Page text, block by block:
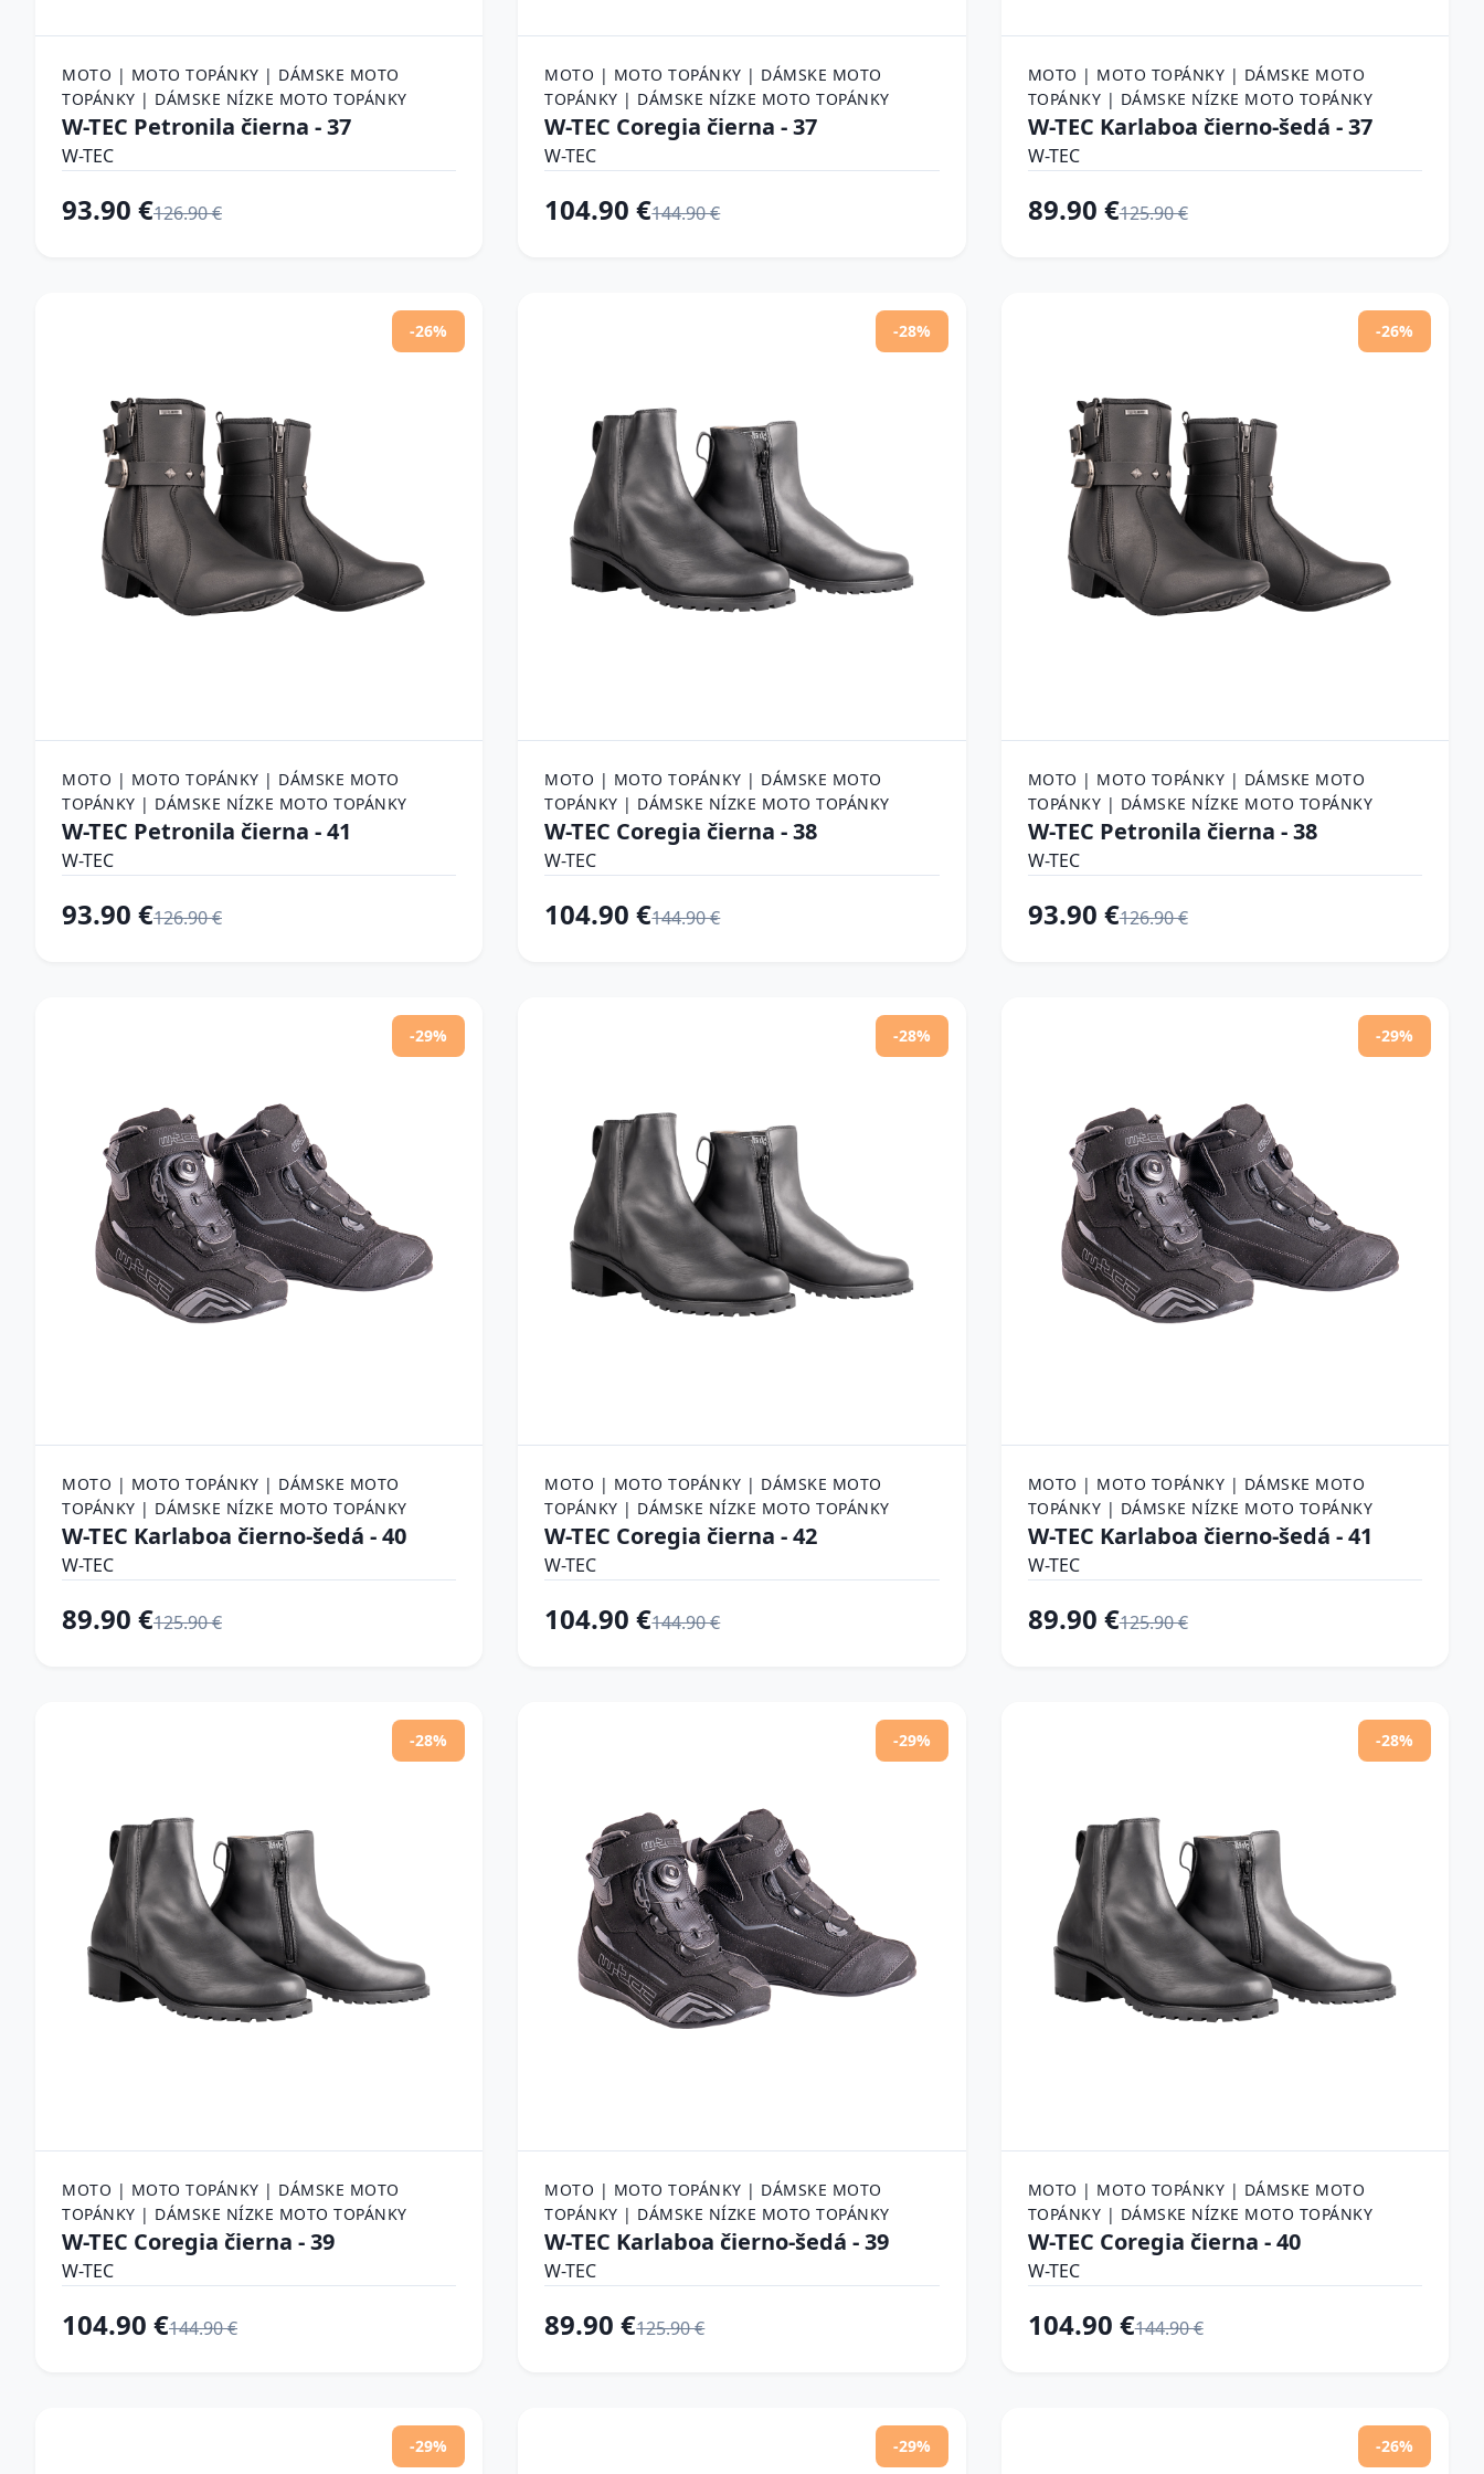
MOTO | MOTO TOPÁNKY | DÁMSKE MOTO
TOPÁNKY | DÁMSKE NÍZKE MOTO TOPÁNKY
W-TEC Petronila čierna - 37
W-TEC
93.90 €126.90 €
MOTO | MOTO TOPÁNKY | DÁMSKE MOTO
TOPÁNKY | DÁMSKE NÍZKE MOTO TOPÁNKY
W-TEC Coregia čierna - 37
W-TEC
104.90 €144.90 €
MOTO | MOTO TOPÁNKY | DÁMSKE MOTO
TOPÁNKY | DÁMSKE NÍZKE MOTO TOPÁNKY
W-TEC Karlaboa čierno-šedá - 37
W-TEC
89.90 €125.90 €
-26%
MOTO | MOTO TOPÁNKY | DÁMSKE MOTO
TOPÁNKY | DÁMSKE NÍZKE MOTO TOPÁNKY
W-TEC Petronila čierna - 41
W-TEC
93.90 €126.90 €
-28%
MOTO | MOTO TOPÁNKY | DÁMSKE MOTO
TOPÁNKY | DÁMSKE NÍZKE MOTO TOPÁNKY
W-TEC Coregia čierna - 38
W-TEC
104.90 €144.90 €
-26%
MOTO | MOTO TOPÁNKY | DÁMSKE MOTO
TOPÁNKY | DÁMSKE NÍZKE MOTO TOPÁNKY
W-TEC Petronila čierna - 38
W-TEC
93.90 €126.90 €
-29%
MOTO | MOTO TOPÁNKY | DÁMSKE MOTO
TOPÁNKY | DÁMSKE NÍZKE MOTO TOPÁNKY
W-TEC Karlaboa čierno-šedá - 40
W-TEC
89.90 €125.90 €
-28%
MOTO | MOTO TOPÁNKY | DÁMSKE MOTO
TOPÁNKY | DÁMSKE NÍZKE MOTO TOPÁNKY
W-TEC Coregia čierna - 42
W-TEC
104.90 €144.90 €
-29%
MOTO | MOTO TOPÁNKY | DÁMSKE MOTO
TOPÁNKY | DÁMSKE NÍZKE MOTO TOPÁNKY
W-TEC Karlaboa čierno-šedá - 41
W-TEC
89.90 €125.90 €
-28%
MOTO | MOTO TOPÁNKY | DÁMSKE MOTO
TOPÁNKY | DÁMSKE NÍZKE MOTO TOPÁNKY
W-TEC Coregia čierna - 39
W-TEC
104.90 €144.90 €
-29%
MOTO | MOTO TOPÁNKY | DÁMSKE MOTO
TOPÁNKY | DÁMSKE NÍZKE MOTO TOPÁNKY
W-TEC Karlaboa čierno-šedá - 39
W-TEC
89.90 €125.90 €
-28%
MOTO | MOTO TOPÁNKY | DÁMSKE MOTO
TOPÁNKY | DÁMSKE NÍZKE MOTO TOPÁNKY
W-TEC Coregia čierna - 40
W-TEC
104.90 €144.90 €
-29% -29% -26%